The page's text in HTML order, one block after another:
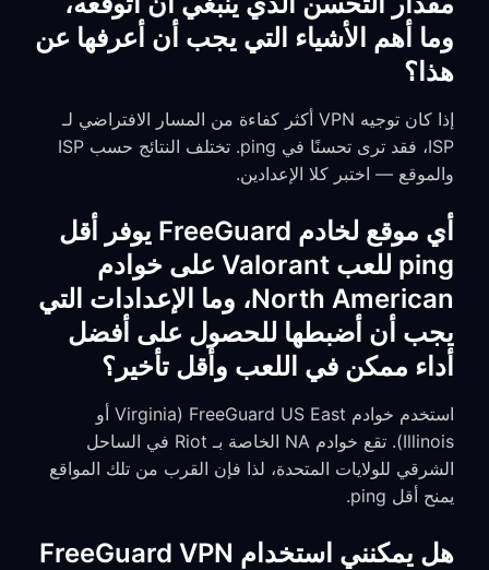
وما أهم الأشياء التي يجب أن أعرفها عن
هذا؟
إذا كان توجيه VPN أكثر كفاءة من المسار الافتراضي لـ
ISP، فقد ترى تحسنًا في ping. تختلف النتائج حسب ISP
والموقع — اختبر كلا الإعدادين.
أي موقع لخادم FreeGuard يوفر أقل
ping للعب Valorant على خوادم
North American، وما الإعدادات التي
يجب أن أضبطها للحصول على أفضل
أداء ممكن في اللعب وأقل تأخير؟
استخدم خوادم FreeGuard US East (Virginia أو
Illinois). تقع خوادم NA الخاصة بـ Riot في الساحل
الشرقي للولايات المتحدة، لذا فإن القرب من تلك المواقع
يمنح أقل ping.
هل يمكنني استخدام FreeGuard VPN